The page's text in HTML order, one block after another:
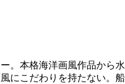
。本格海洋画風作品から水
にこだわりを持たない。船